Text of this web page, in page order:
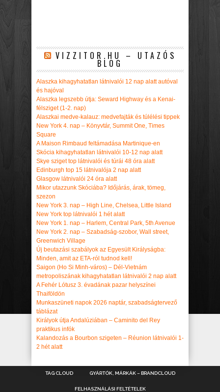
VIZZITOR.HU – UTAZÓS
BLOG
Alaszka kihagyhatatlan látnivalói 12 nap alatt autóval
és hajóval
Alaszka legszebb útja: Seward Highway és a Kenai-
félsziget (1-2. nap)
Alaszkai medve-kalauz: medvefajták és túlélési tippek
New York 4. nap – Könyvtár, Summit One, Times
Square
A Maison Rimbaud feltámadása Martinique-en
Skócia kihagyhatatlan látnivalói 10-12 nap alatt
Skye sziget top látnivalói és túrái 48 óra alatt
Edinburgh top 15 látnivalója 2 nap alatt
Glasgow látnivalói 24 óra alatt
Mikor utazzunk Skóciába? Időjárás, árak, tömeg,
szezon
New York 3. nap – High Line, Chelsea, Little Island
New York top látnivalói 1 hét alatt
New York 1. nap – Harlem, Central Park, 5th Avenue
New York 2. nap – Szabadság-szobor, Wall street,
Greenwich Village
Új beutazási szabályok az Egyesült Királyságba:
Minden, amit az ETA-ról tudnod kell!
Saigon (Ho Si Minh-város) – Dél-Vietnám
metropoliszának kihagyhatatlan látnivalói 2 nap alatt
A Fehér Lótusz 3. évadának pazar helyszínei
Thaiföldön
Munkaszüneti napok 2026 naptár, szabadságtervező
táblázat
Királyok útja Andalúziában – Caminito del Rey
praktikus infók
Kalandozás a Bourbon szigeten – Réunion látnivalói 1-
2 hét alatt
TAG CLOUD GYÁRTÓK, MÁRKÁK – BRANDCLOUD
FELHASZNÁLÁSI FELTÉTELEK